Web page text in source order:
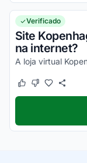
Verificado
Site
na internet?
Este cupom
Este cupom